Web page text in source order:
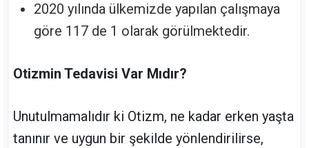
2020 yılında ülkemizde yapılan çalışmaya
göre 117 de 1 olarak görülmektedir.
Otizmin Tedavisi Var Mıdır?
Unutulmamalıdır ki Otizm, ne kadar erken yaşta
tanınır ve uygun bir şekilde yönlendirilirse,